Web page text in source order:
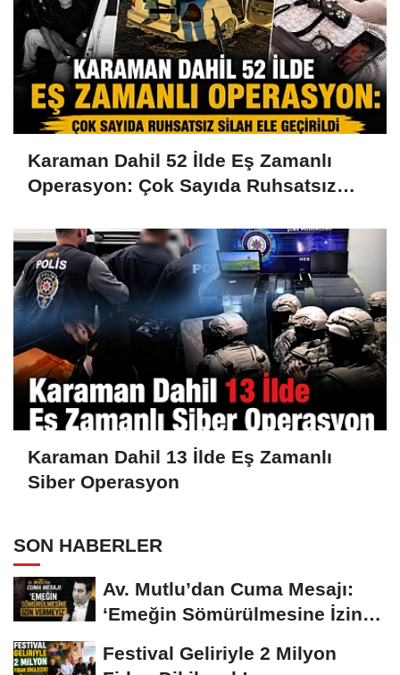
Karaman Dahil 52 İlde Eş Zamanlı
Operasyon: Çok Sayıda Ruhsatsız
Karaman Dahil 13 İlde Eş Zamanlı
Siber Operasyon
SON HABERLER
Av. Mutlu’dan Cuma Mesajı:
‘Emeğin Sömürülmesine İzin
Festival Geliriyle 2 Milyon